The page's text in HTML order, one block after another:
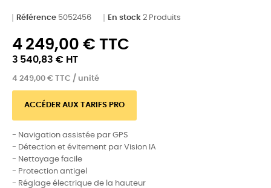
Référence 5052456 En stock 2 Produits
4 249,00 € TTC
3 540,83 € HT
4 249,00 € TTC / unité
ACCÉDER AUX TARIFS PRO
- Navigation assistée par GPS
- Détection et évitement par Vision IA
- Nettoyage facile
- Protection antigel
- Réglage électrique de la hauteur